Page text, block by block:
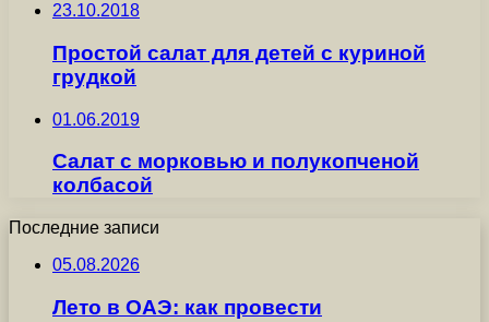
23.10.2018
Простой салат для детей с куриной
грудкой
01.06.2019
Салат с морковью и полукопченой
колбасой
Последние записи
05.08.2026
Лето в ОАЭ: как провести